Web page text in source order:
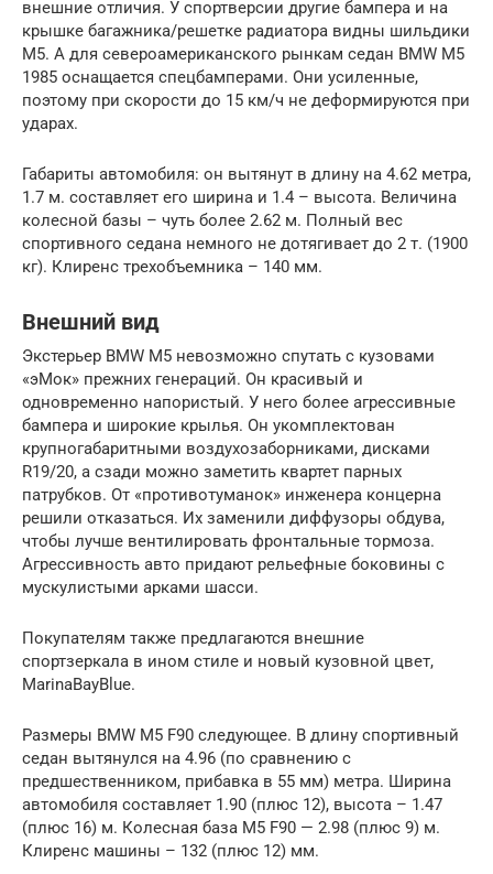
внешние отличия. У спортверсии другие бампера и на
крышке багажника/решетке радиатора видны шильдики
М5. А для североамериканского рынкам седан BMW M5
1985 оснащается спецбамперами. Они усиленные,
поэтому при скорости до 15 км/ч не деформируются при
ударах.
Габариты автомобиля: он вытянут в длину на 4.62 метра,
1.7 м. составляет его ширина и 1.4 – высота. Величина
колесной базы – чуть более 2.62 м. Полный вес
спортивного седана немного не дотягивает до 2 т. (1900
кг). Клиренс трехобъемника – 140 мм.
Внешний вид
Экстерьер BMW M5 невозможно спутать с кузовами
«эМок» прежних генераций. Он красивый и
одновременно напористый. У него более агрессивные
бампера и широкие крылья. Он укомплектован
крупногабаритными воздухозаборниками, дисками
R19/20, а сзади можно заметить квартет парных
патрубков. От «противотуманок» инженера концерна
решили отказаться. Их заменили диффузоры обдува,
чтобы лучше вентилировать фронтальные тормоза.
Агрессивность авто придают рельефные боковины с
мускулистыми арками шасси.
Покупателям также предлагаются внешние
спортзеркала в ином стиле и новый кузовной цвет,
MarinaBayBlue.
Размеры BMW M5 F90 следующее. В длину спортивный
седан вытянулся на 4.96 (по сравнению с
предшественником, прибавка в 55 мм) метра. Ширина
автомобиля составляет 1.90 (плюс 12), высота – 1.47
(плюс 16) м. Колесная база M5 F90 — 2.98 (плюс 9) м.
Клиренс машины – 132 (плюс 12) мм.